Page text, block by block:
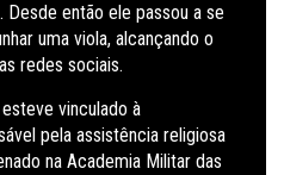
então ele passou a se
uma viola, alcançando o
redes sociais.
vinculado à
pela assistência religiosa
na Academia Militar das